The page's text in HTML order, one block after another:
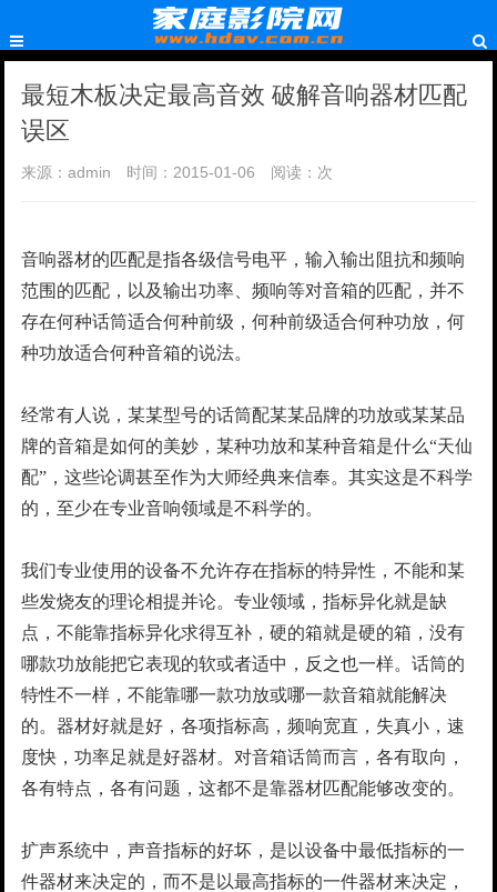
最短木板决定最高音效 破解音响器材匹配
误区
来源：admin 时间：2015-01-06 阅读： 次
音响器材的匹配是指各级信号电平，输入输出阻抗和频响
范围的匹配，以及输出功率、频响等对音箱的匹配，并不
存在何种话筒适合何种前级，何种前级适合何种功放，何
种功放适合何种音箱的说法。
经常有人说，某某型号的话筒配某某品牌的功放或某某品
牌的音箱是如何的美妙，某种功放和某种音箱是什么“天仙
配”，这些论调甚至作为大师经典来信奉。其实这是不科学
的，至少在专业音响领域是不科学的。
我们专业使用的设备不允许存在指标的特异性，不能和某
些发烧友的理论相提并论。专业领域，指标异化就是缺
点，不能靠指标异化求得互补，硬的箱就是硬的箱，没有
哪款功放能把它表现的软或者适中，反之也一样。话筒的
特性不一样，不能靠哪一款功放或哪一款音箱就能解决
的。器材好就是好，各项指标高，频响宽直，失真小，速
度快，功率足就是好器材。对音箱话筒而言，各有取向，
各有特点，各有问题，这都不是靠器材匹配能够改变的。
扩声系统中，声音指标的好坏，是以设备中最低指标的一
件器材来决定的，而不是以最高指标的一件器材来决定，